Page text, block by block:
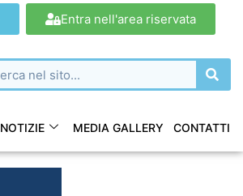
Entra nell'area riservata
NOTIZIE MEDIA GALLERY CONTATTI